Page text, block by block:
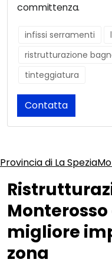
committenza.
infissi serramenti
ristrutturazione
tinteggiatura
Contatta
Provincia di La Spezia
migliore
zona